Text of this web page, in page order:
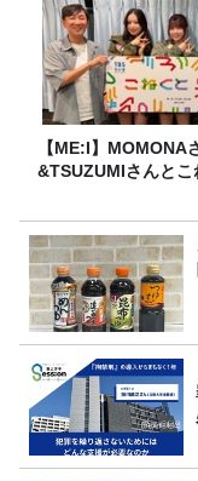
【ME:I】MOMONA
&TSUZUMIさんとこ